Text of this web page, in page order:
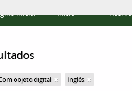
inicial Início Acervo
objeto digital Inglês